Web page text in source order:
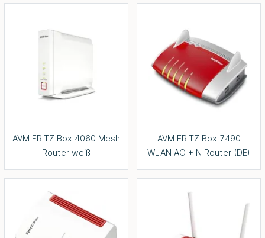
AVM FRITZ!Box 4060 Mesh
Router weiß
AVM FRITZ!Box 7490
WLAN AC + N Router (DE)